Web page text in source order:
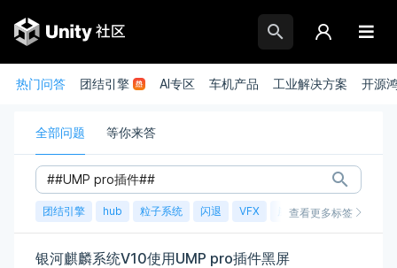
热门问答 团结引擎 AI专区 车机产品 工业解决方案 开源
全部问题 等你来答
团结引擎 hub 粒子系统 闪退 VFX 崩溃 账号 渲染
查看更多标签
银河麒麟系统V10使用UMP pro插件黑屏